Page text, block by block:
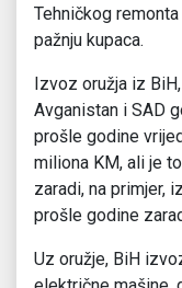
Tehničkog
pažnju kupaca.
Izvoz oružja iz
Avganistan i SAD
prošle godine
miliona KM, ali je
zaradi, na primjer,
prošle godine
Uz oružje, BiH